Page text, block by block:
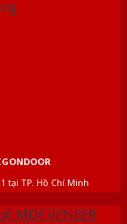
tại TP. Hồ Chí Minh
MDF VENEER